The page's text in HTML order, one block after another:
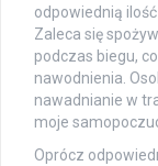
odpowiednią
Zaleca się
podczas biegu,
nawodnienia.
nawadnianie w
moje
Oprócz